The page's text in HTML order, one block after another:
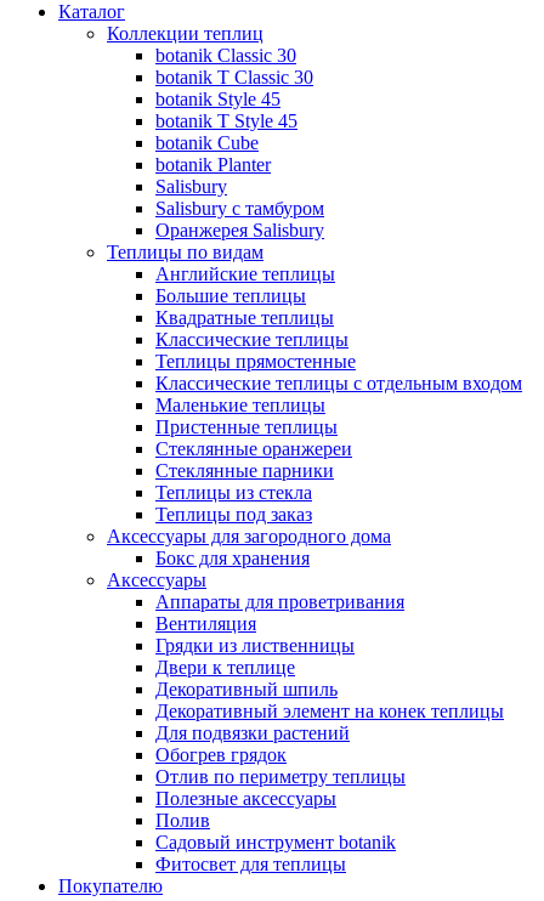
Каталог
Коллекции теплиц
botanik Classic 30
botanik T Classic 30
botanik Style 45
botanik Т Style 45
botanik Cube
botanik Planter
Salisbury
Salisbury с тамбуром
Оранжерея Salisbury
Теплицы по видам
Английские теплицы
Большие теплицы
Квадратные теплицы
Классические теплицы
Теплицы прямостенные
Классические теплицы с отдельным входом
Маленькие теплицы
Пристенные теплицы
Стеклянные оранжереи
Стеклянные парники
Теплицы из стекла
Теплицы под заказ
Аксессуары для загородного дома
Бокс для хранения
Аксессуары
Аппараты для проветривания
Вентиляция
Грядки из лиственницы
Двери к теплице
Декоративный шпиль
Декоративный элемент на конек теплицы
Для подвязки растений
Обогрев грядок
Отлив по периметру теплицы
Полезные аксессуары
Полив
Садовый инструмент botanik
Фитосвет для теплицы
Покупателю